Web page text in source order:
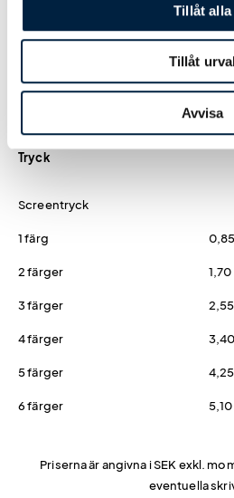
Tillåt alla
Tillåt
Avvisa
Logoverktyget
Tryck
Screentryck
1 färg 0,85
2 färger 1,70
3 färger 2,55
4 färger 3,40
5 färger 4,25
6 färger 5,10
Priserna är angivna i SEK exkl.
eventuella